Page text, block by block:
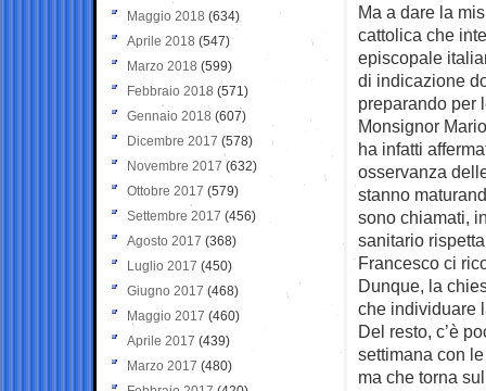
Ma a dare la
cattolica che
episcopale
di indicazione
preparando per
Monsignor
ha infatti
osservanza
stanno
sono chiamati,
sanitario
Francesco ci
Dunque, la
che individuare
Del resto, c’è
settimana con
ma che torna
Maggio 2018 (634)
Aprile 2018 (547)
Marzo 2018 (599)
Febbraio 2018 (571)
Gennaio 2018 (607)
Dicembre 2017 (578)
Novembre 2017 (632)
Ottobre 2017 (579)
Settembre 2017 (456)
Agosto 2017 (368)
Luglio 2017 (450)
Giugno 2017 (468)
Maggio 2017 (460)
Aprile 2017 (439)
Marzo 2017 (480)